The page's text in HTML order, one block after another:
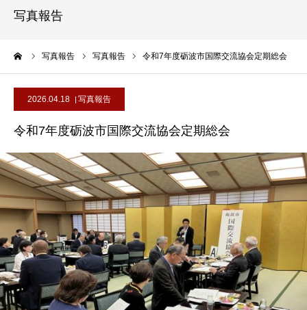
写真報告
写真報告 写真報告 令和7年度砺波市国際交流協会定期総会
2026.04.18 写真報告
令和7年度砺波市国際交流協会定期総会